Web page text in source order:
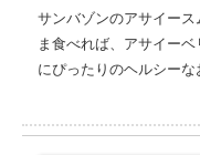
サンバゾンのアサイー
ま食べれば、アサイー
にぴったりのヘルシーな